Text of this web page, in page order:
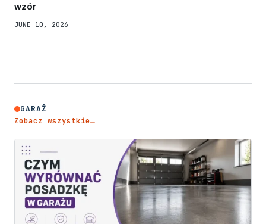
wzór
JUNE 10, 2026
GARAŻ
Zobacz wszystkie→